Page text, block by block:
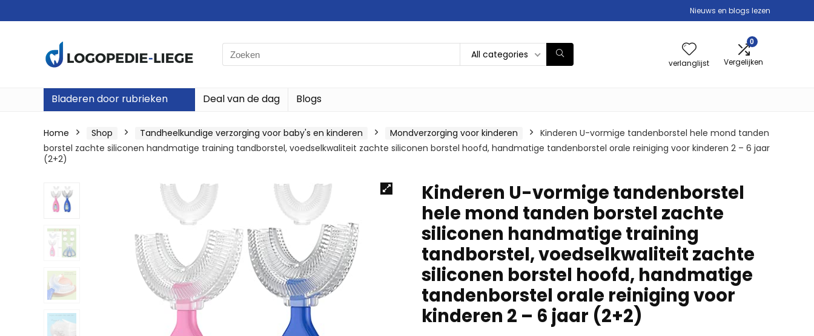
Nieuws en blogs lezen
Search
for:
All categories
verlanglijst
0
Vergelijken
Bladeren door rubrieken Deal van de dag Blogs
Home Shop Tandheelkundige verzorging voor baby's en kinderen Mondverzorging voor kinderen
Kinderen U-vormige tandenborstel hele mond tanden
borstel zachte siliconen handmatige training tandborstel, voedselkwaliteit zachte siliconen borstel hoofd, handmatige tandenborstel orale reiniging voor kinderen 2 – 6 jaar
(2+2)
Kinderen U-vormige tandenborstel
hele mond tanden borstel zachte
siliconen handmatige training
tandborstel, voedselkwaliteit zachte
siliconen borstel hoofd, handmatige
tandenborstel orale reiniging voor
kinderen 2 – 6 jaar (2+2)